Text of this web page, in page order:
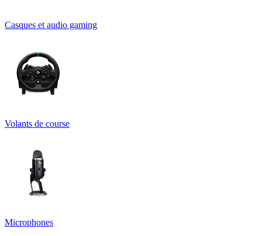
Casques et audio gaming
Volants de course
Microphones